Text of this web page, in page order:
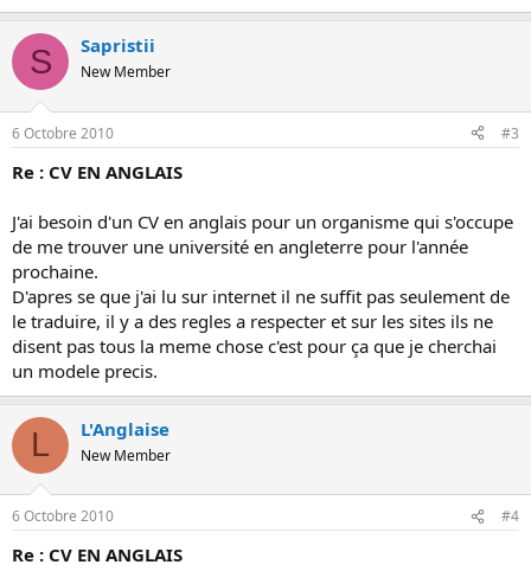
S Sapristii
New Member
6 Octobre 2010 #3
Re : CV EN ANGLAIS
J'ai besoin d'un CV en anglais pour un organisme qui s'occupe
de me trouver une université en angleterre pour l'année
prochaine.
D'apres se que j'ai lu sur internet il ne suffit pas seulement de
le traduire, il y a des regles a respecter et sur les sites ils ne
disent pas tous la meme chose c'est pour ça que je cherchai
un modele precis.
L L'Anglaise
New Member
6 Octobre 2010 #4
Re : CV EN ANGLAIS